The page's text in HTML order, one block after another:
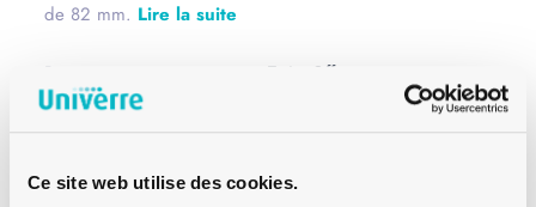
Ce site web utilise des cookies.
de 82 mm. Lire la suite
Twist Off
Couleur
Poids
12 g